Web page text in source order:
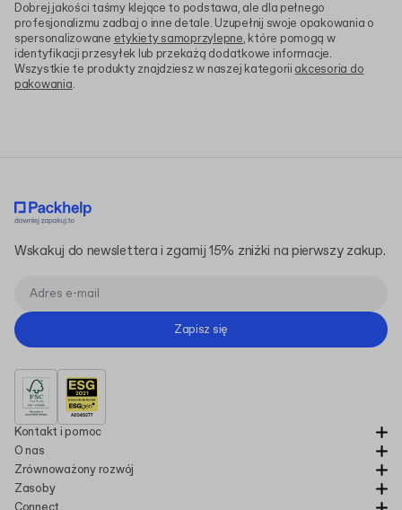
Dobrej jakości taśmy klejące to podstawa, ale dla pełnego
profesjonalizmu zadbaj o inne detale. Uzupełnij swoje opakowania o
spersonalizowane etykiety samoprzylepne, które pomogą w
identyfikacji przesyłek lub przekażą dodatkowe informacje.
Wszystkie te produkty znajdziesz w naszej kategorii akcesoria do
pakowania.
Kontakt i pomoc
O nas
Zrównoważony rozwój
Zasoby
Wskakuj do newslettera i zgarnij 15% zniżki na pierwszy zakup.
Zapisz się